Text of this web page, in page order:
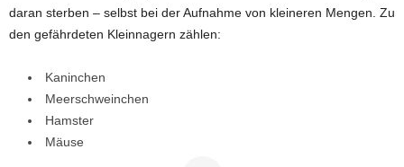
daran sterben – selbst bei der Aufnahme von kleineren Mengen. Zu
den gefährdeten Kleinnagern zählen:
Kaninchen
Meerschweinchen
Hamster
Mäuse